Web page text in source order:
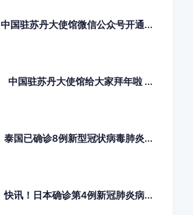
中国驻苏丹大使馆微信公众号开通...
中国驻苏丹大使馆给大家拜年啦 ...
泰国已确诊8例新型冠状病毒肺炎...
快讯！日本确诊第4例新冠肺炎病...